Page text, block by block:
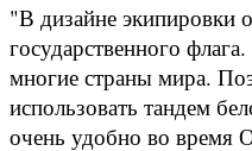
"В дизайне экипировки
государственного
многие страны мира.
использовать тандем
очень удобно во время